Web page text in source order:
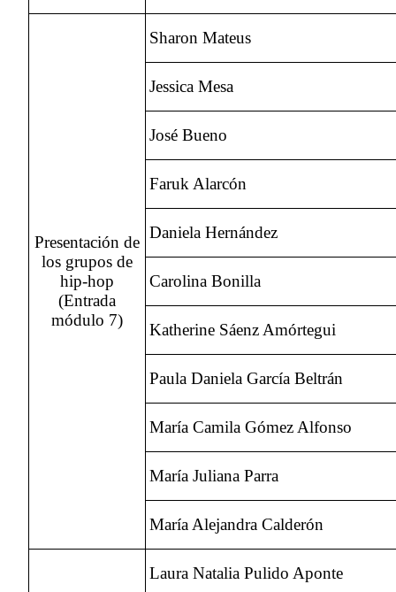
Presentación de
los grupos de
hip-hop
(Entrada
módulo 7)
Sharon Mateus
Jessica Mesa
José Bueno
Faruk Alarcón
Daniela Hernández
Carolina Bonilla
Katherine Sáenz Amórtegui
Paula Daniela García Beltrán
María Camila Gómez Alfonso
María Juliana Parra
María Alejandra Calderón
Laura Natalia Pulido Aponte